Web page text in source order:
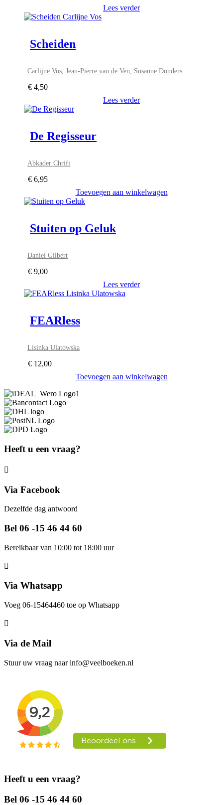
Lees verder
Scheiden
Carlijne Vos,Jean-Pierre van de Ven, Susanne Donders
€ 4,50
Lees verder
De Regisseur
Abkader Chrifi
€ 6,95
Toevoegen aan winkelwagen
Stuiten op Geluk
Daniel Gilbert
€ 9,00
Lees verder
FEARless
Lisinka Ulatowska
€ 12,00
Toevoegen aan winkelwagen
Heeft u een vraag?
Via Facebook
Dezelfde dag antwoord
Bel 06 -15 46 44 60
Bereikbaar van 10:00 tot 18:00 uur
Via Whatsapp
Voeg 06-15464460 toe op Whatsapp
Via de Mail
Stuur uw vraag naar info@veelboeken.nl
Heeft u een vraag?
Bel 06 -15 46 44 60